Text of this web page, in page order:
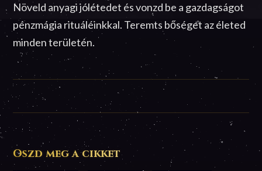
Növeld anyagi jólétedet és vonzd be a gazdagságot
pénzmágia rituáléinkkal. Teremts bőséget az életed
minden területén.
Oszd meg a cikket